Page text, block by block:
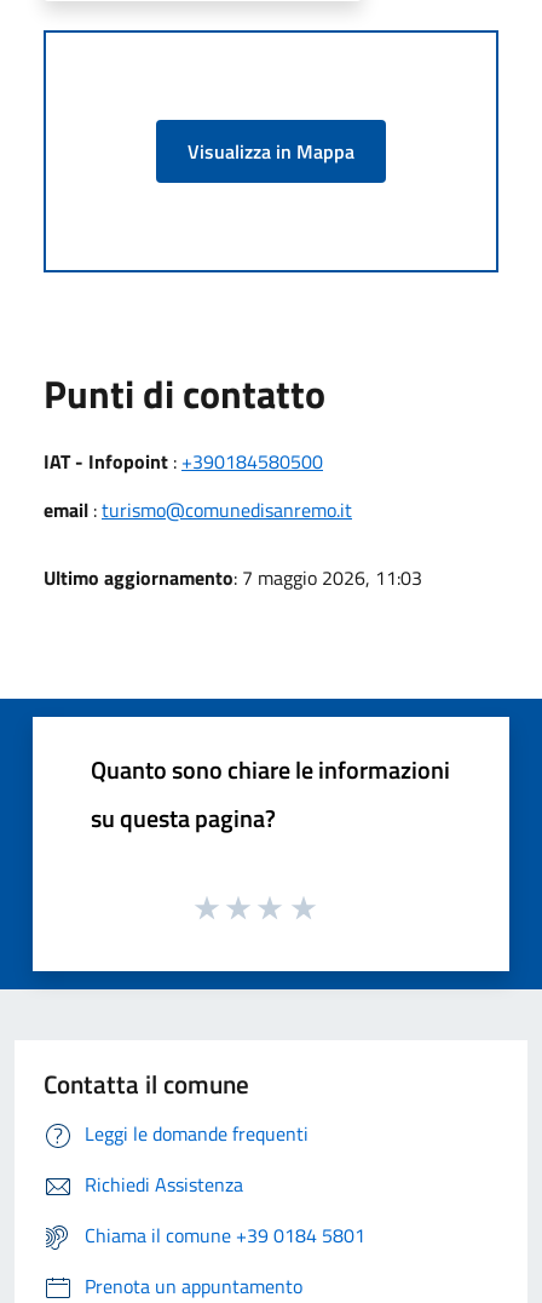
Visualizza in Mappa
Punti di contatto
IAT - Infopoint : +390184580500
email :turismo@comunedisanremo.it
Ultimo aggiornamento: 7 maggio 2026, 11:03
Quanto sono chiare le informazioni
su questa pagina?
Contatta il comune
Leggi le domande frequenti
Richiedi Assistenza
Chiama il comune +39 0184 5801
Prenota un appuntamento